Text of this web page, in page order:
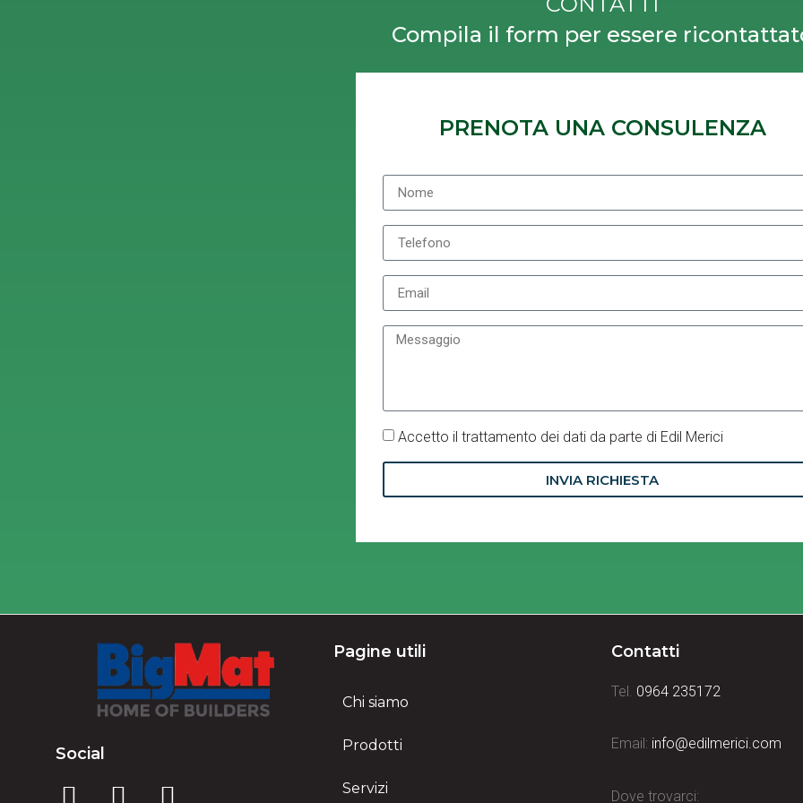
Compila il form per essere
PRENOTA UNA CONSULENZA
Accetto il trattamento dei dati da parte di Edil Merici
INVIA RICHIESTA
Social
Pagine utili
Chi siamo
Prodotti
Servizi
Contatti
Tel. 0964 235172
Email: info@edilmerici.com
Dove trovarci: